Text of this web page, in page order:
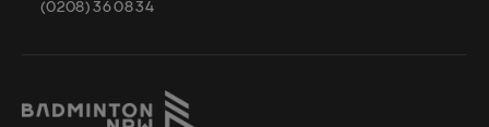
(0208) 36 08 34